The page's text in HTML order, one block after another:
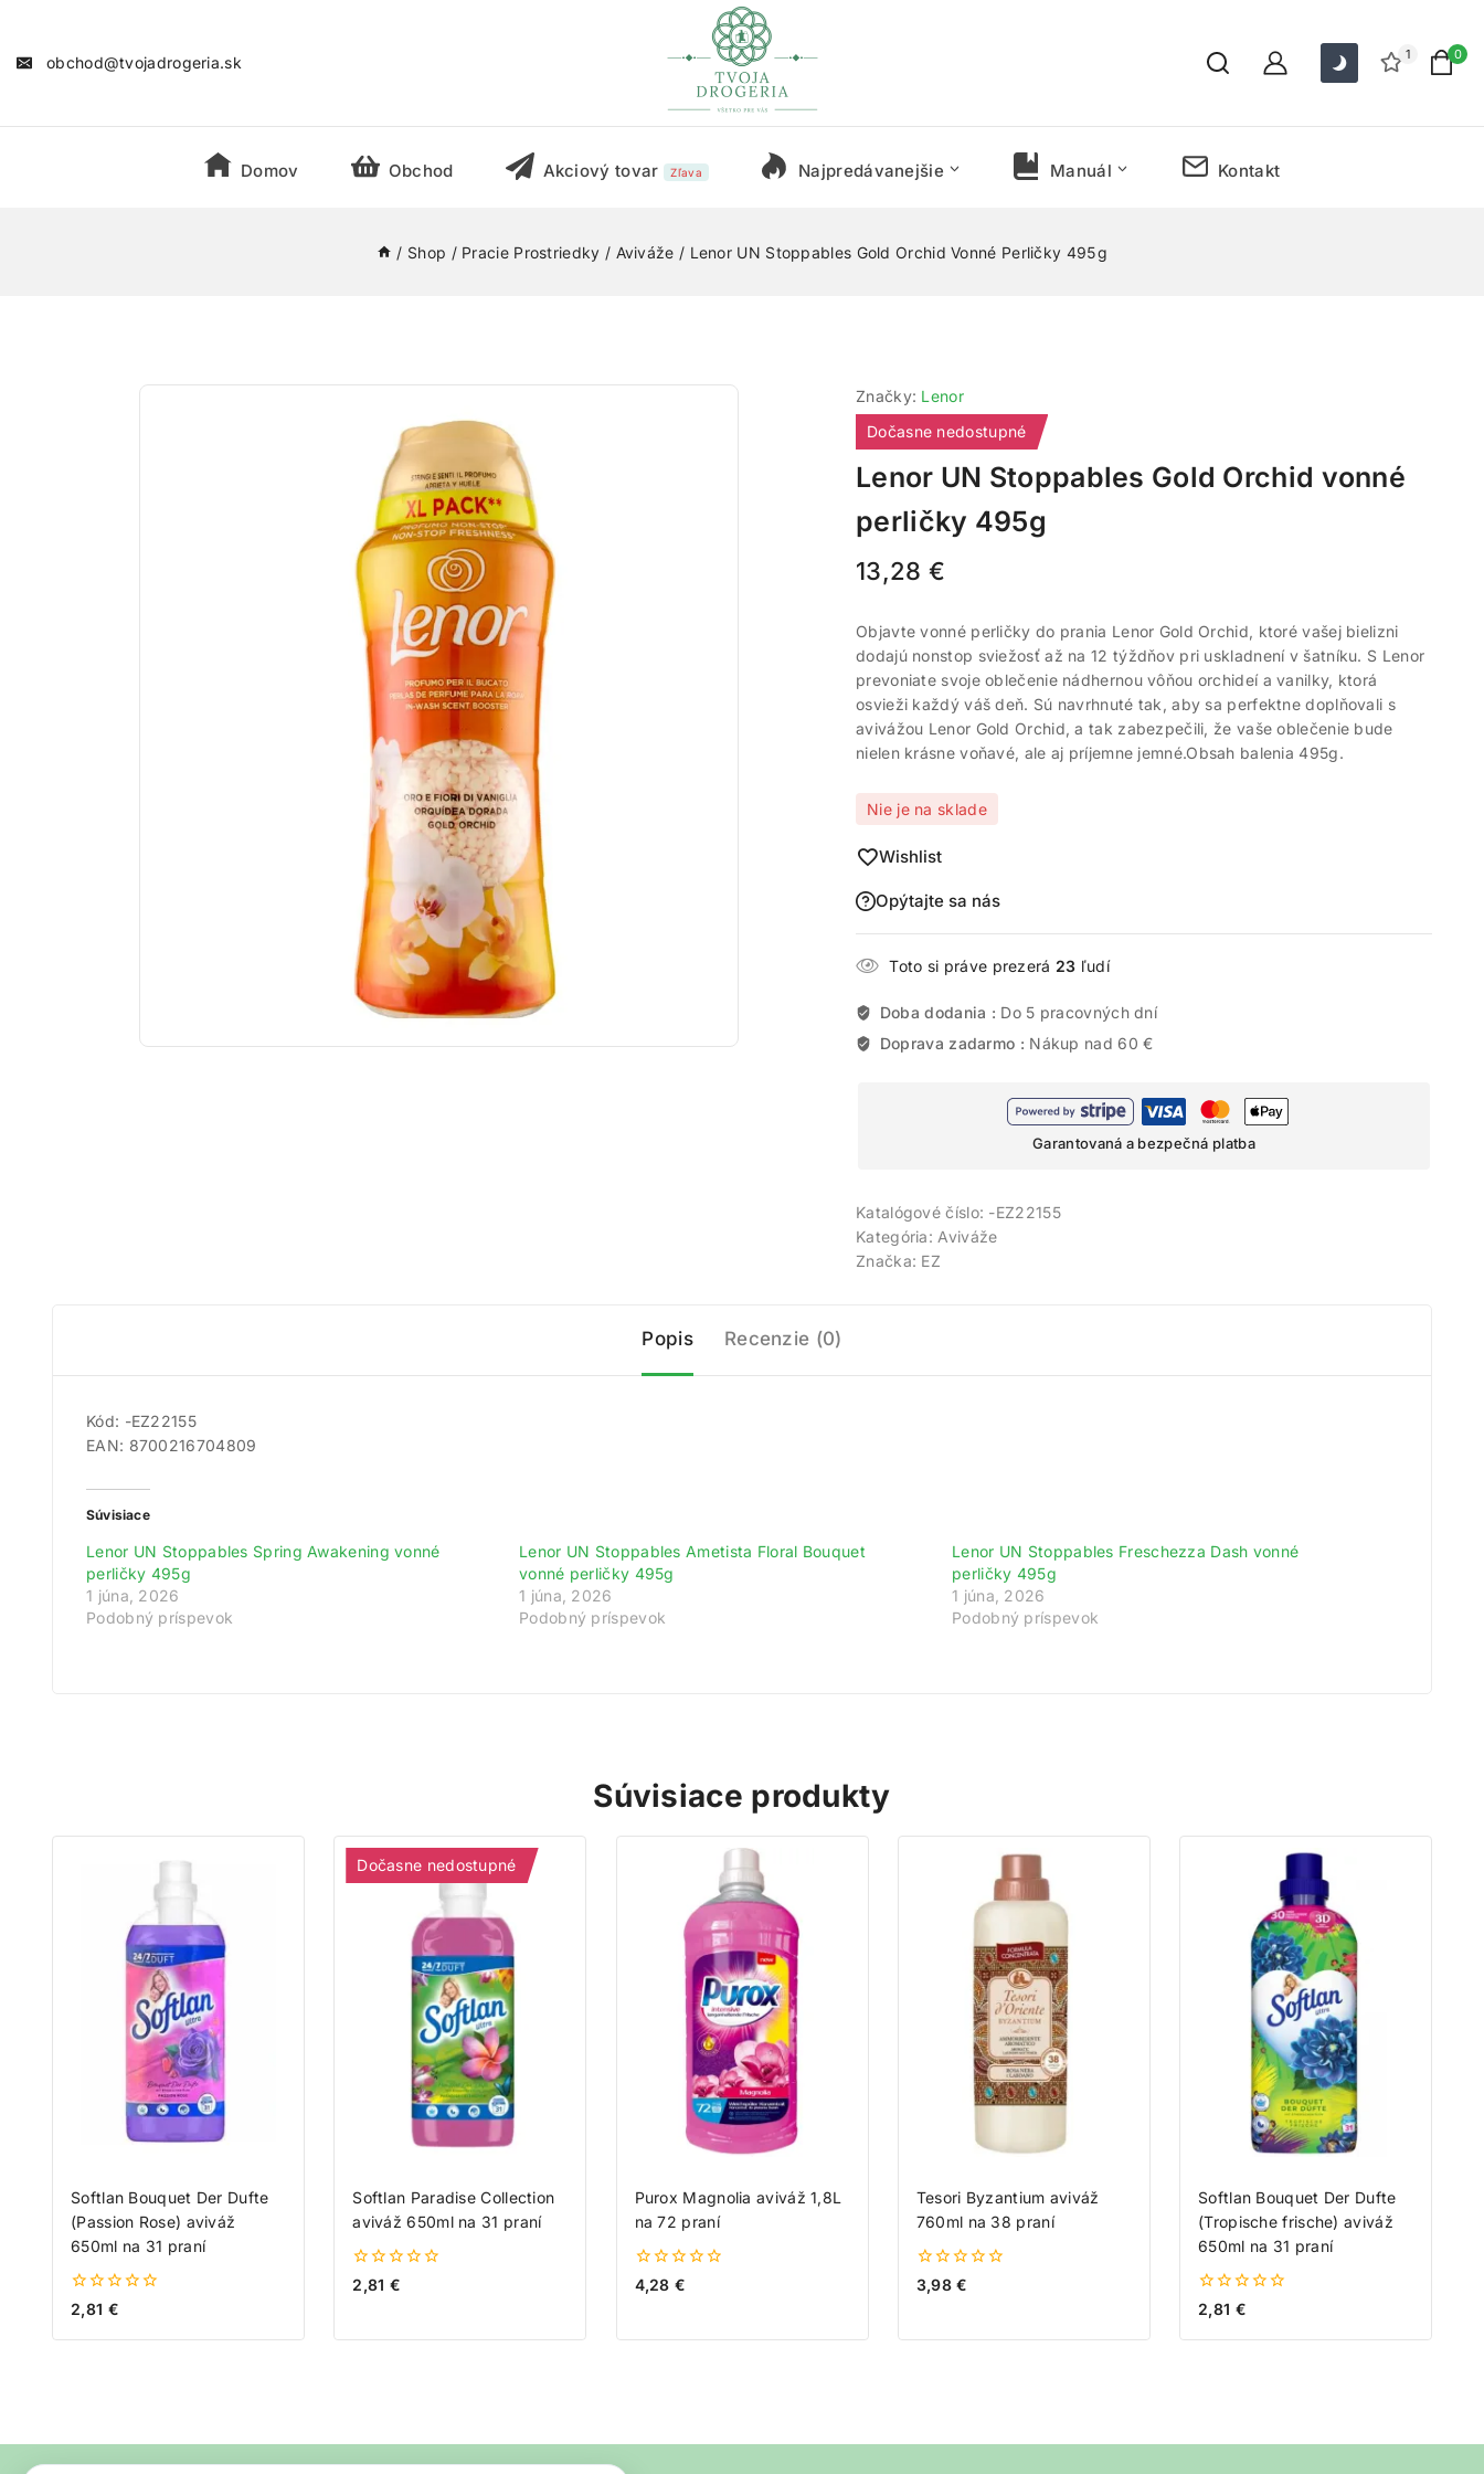
obchod@tvojadrogeria.sk 1 0
Domov Obchod Akciový tovar Zľava Najpredávanejšie Manuál Kontakt
/ Shop / Pracie Prostriedky / Aviváže / Lenor UN Stoppables Gold Orchid Vonné Perličky 495g
Značky: Lenor
Dočasne nedostupné
Lenor UN Stoppables Gold Orchid vonné
perličky 495g
13,28 €
Objavte vonné perličky do prania Lenor Gold Orchid, ktoré vašej bielizni
dodajú nonstop sviežosť až na 12 týždňov pri uskladnení v šatníku. S Lenor
prevoniate svoje oblečenie nádhernou vôňou orchideí a vanilky, ktorá
osvieži každý váš deň. Sú navrhnuté tak, aby sa perfektne doplňovali s
avivážou Lenor Gold Orchid, a tak zabezpečili, že vaše oblečenie bude
nielen krásne voňavé, ale aj príjemne jemné.Obsah balenia 495g.
Nie je na sklade
Wishlist
Opýtajte sa nás
Toto si práve prezerá 23 ľudí
Doba dodania : Do 5 pracovných dní
Doprava zadarmo : Nákup nad 60 €
Garantovaná a bezpečná platba
Katalógové číslo: -EZ22155
Kategória: Aviváže
Značka: EZ
Popis Recenzie (0)
Kód: -EZ22155
EAN: 8700216704809
Súvisiace
Lenor UN Stoppables Spring Awakening vonné
perličky 495g
1 júna, 2026
Podobný príspevok
Lenor UN Stoppables Ametista Floral Bouquet
vonné perličky 495g
1 júna, 2026
Podobný príspevok
Lenor UN Stoppables Freschezza Dash vonné
perličky 495g
1 júna, 2026
Podobný príspevok
Súvisiace produkty
Softlan Bouquet Der Dufte
(Passion Rose) aviváž
650ml na 31 praní
0
5
2,81 €
Dočasne nedostupné
Softlan Paradise Collection
aviváž 650ml na 31 praní
0
2,81 €
Purox Magnolia aviváž 1,8L
na 72 praní
0
4,28 €
Tesori Byzantium aviváž
760ml na 38 praní
0
z
3,98€
Softlan Bouquet Der Dufte
(Tropische frische) aviváž
650ml na 31 praní
0
5
2,81 €